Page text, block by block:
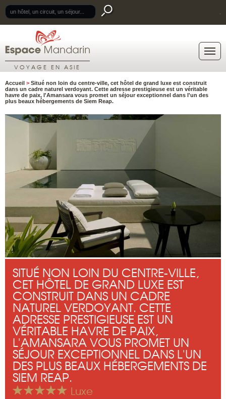
VOYAGE EN ASIE
Accueil > Situé non loin du centre-ville, cet hôtel de grand luxe est construit
dans un cadre naturel verdoyant. Cette adresse prestigieuse est un véritable
havre de paix, l'Amansara vous promet un séjour exceptionnel dans l'un des
plus beaux hébergements de Siem Reap.
SITUÉ NON LOIN DU CENTRE-VILLE,
CET HÔTEL DE GRAND LUXE EST
CONSTRUIT DANS UN CADRE
NATUREL VERDOYANT. CETTE
ADRESSE PRESTIGIEUSE EST UN
VÉRITABLE HAVRE DE PAIX,
L'AMANSARA VOUS PROMET UN
SÉJOUR EXCEPTIONNEL DANS L'UN
DES PLUS BEAUX HÉBERGEMENTS DE
SIEM REAP.
Luxe